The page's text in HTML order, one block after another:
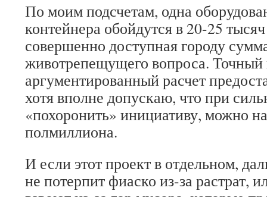
По моим подсчетам, одна
контейнера обойдутся в 20-25
совершенно доступная городу
животрепещущего вопроса. Точный
аргументированный расчет
хотя вполне допускаю, что при
«похоронить» инициативу, можно
полмиллиона.
И если этот проект в отдельном,
не потерпит фиаско из-за растрат,